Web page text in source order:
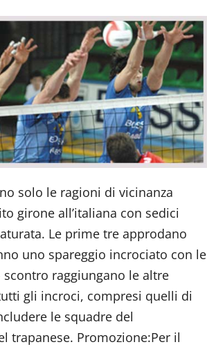
solo le ragioni di vicinanza
girone all’italiana con sedici
Le prime tre approdano
uno spareggio incrociato con le
raggiungano le altre
gli incroci, compresi quelli di
le squadre del
trapanese. Promozione:Per il